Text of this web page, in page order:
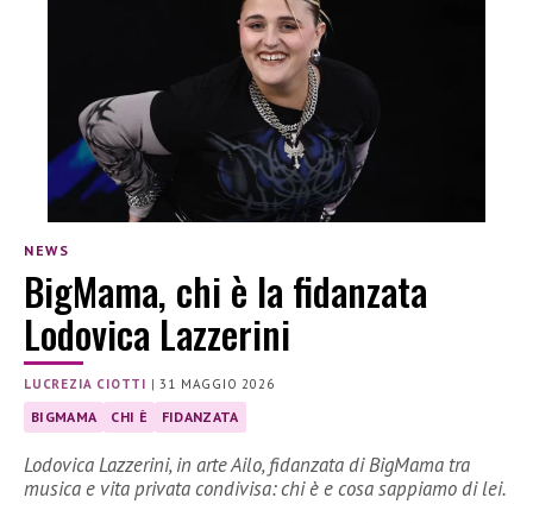
NEWS
BigMama, chi è la fidanzata
Lodovica Lazzerini
LUCREZIA CIOTTI |31 MAGGIO 2026
BIGMAMA CHI È FIDANZATA
Lodovica Lazzerini, in arte Ailo, fidanzata di BigMama tra
musica e vita privata condivisa: chi è e cosa sappiamo di lei.